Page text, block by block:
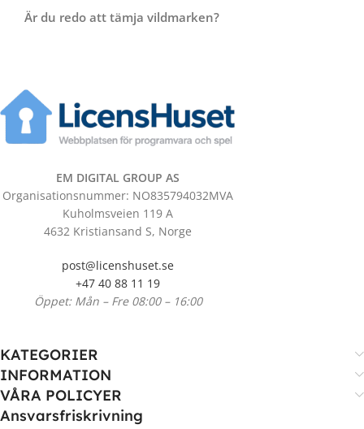
Är du redo att tämja vildmarken?
EM DIGITAL GROUP AS
Organisationsnummer: NO835794032MVA
Kuholmsveien 119 A
4632 Kristiansand S, Norge
post@licenshuset.se
+47 40 88 11 19
Öppet: Mån – Fre 08:00 – 16:00
KATEGORIER
INFORMATION
VÅRA POLICYER
Ansvarsfriskrivning